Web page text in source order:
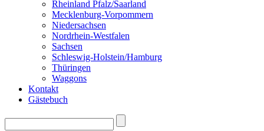
Rheinland Pfalz/Saarland
Mecklenburg-Vorpommern
Niedersachsen
Nordrhein-Westfalen
Sachsen
Schleswig-Holstein/Hamburg
Thüringen
Waggons
Kontakt
Gästebuch